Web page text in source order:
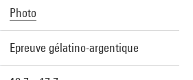
Photo
Epreuve gélatino-argentique